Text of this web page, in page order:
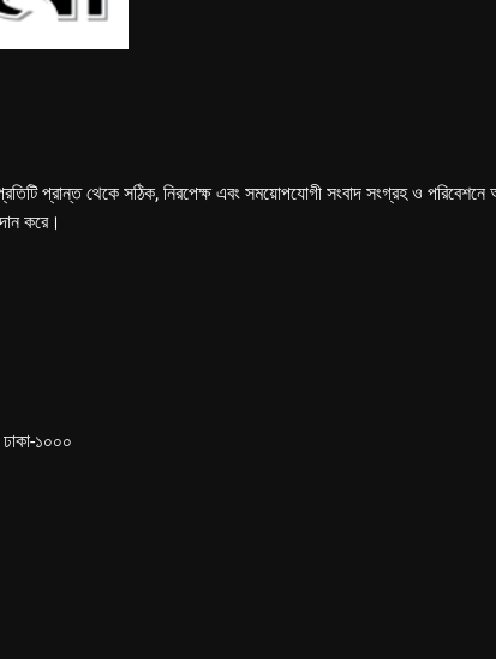
প্রান্ত থেকে সঠিক, নিরপেক্ষ এবং সময়োপযোগী সংবাদ সংগ্রহ ও পরিবেশনে
করে।
১০০০